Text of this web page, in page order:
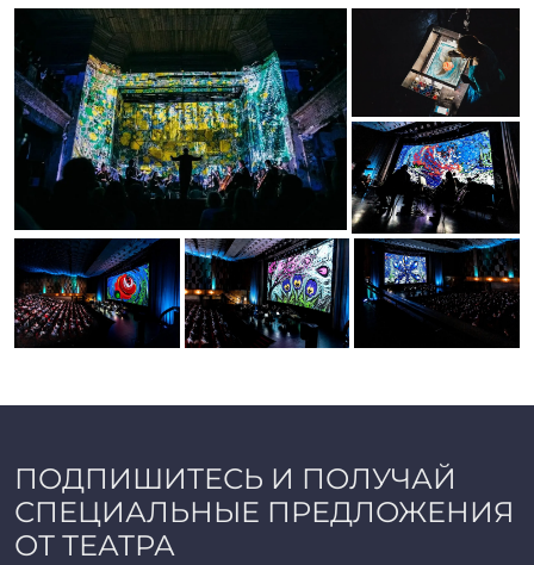
ПОДПИШИТЕСЬ И ПОЛУЧАЙ
СПЕЦИАЛЬНЫЕ ПРЕДЛОЖЕНИЯ
ОТ ТЕАТРА